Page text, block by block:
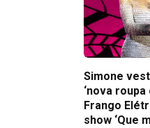
Simone
‘nova
Frango
show ‘Que